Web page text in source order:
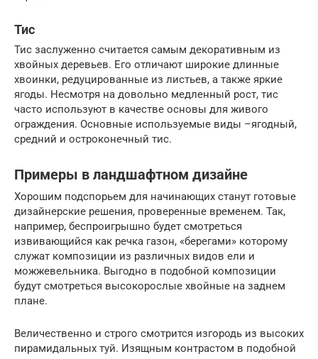
Тис
Тис заслуженно считается самым декоративным из
хвойных деревьев. Его отличают широкие длинные
хвоинки, редуцированные из листьев, а также яркие
ягоды. Несмотря на довольно медленный рост, тис
часто используют в качестве основы для живого
ограждения. Основные используемые виды –ягодный,
средний и остроконечный тис.
Примеры в ландшафтном дизайне
Хорошим подспорьем для начинающих станут готовые
дизайнерские решения, проверенные временем. Так,
например, беспроигрышно будет смотреться
извивающийся как речка газон, «берегами» которому
служат композиции из различных видов ели и
можжевельника. Выгодно в подобной композиции
будут смотреться высокорослые хвойные на заднем
плане.
Величественно и строго смотрится изгородь из высоких
пирамидальных туй. Изящным контрастом в подобной